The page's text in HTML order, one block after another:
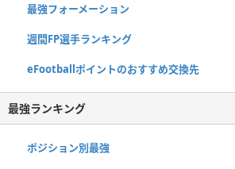
最強フォーメーション
週間FP選手ランキング
eFootballポイントのおすすめ交換先
最強ランキング
ポジション別最強